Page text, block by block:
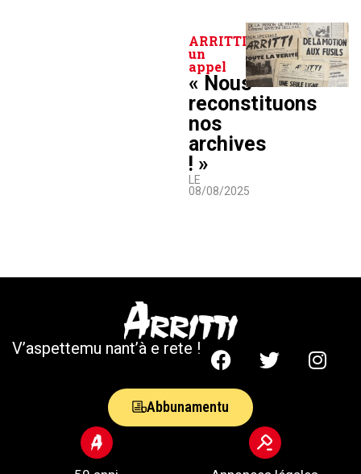
ARRITTI lance
un
appel
« Nous
reconstituons
nos
archives
! »
LE
08/08/2025
V’aspettemu nant’à e rete !
Abbunamentu